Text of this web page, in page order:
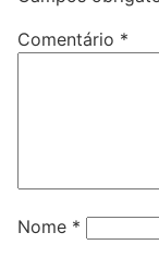
Comentário *
Nome *